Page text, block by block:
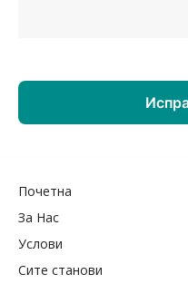
Почетна
За Нас
Услови
Сите станови